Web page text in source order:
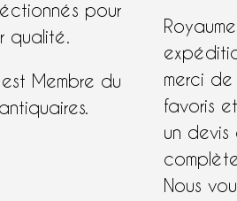
pour
qualité.
Membre du
merci de
favoris et
un devis
Nous